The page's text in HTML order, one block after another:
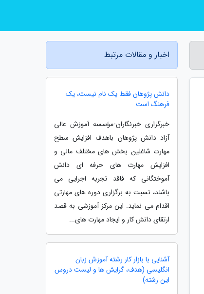
اخبار و مقالات مرتبط
دانش پژوهان فقط یک نام نیست، یک
فرهنگ است
خبرگزاری خبرنگاران-مؤسسه آموزش عالی
آزاد دانش پژوهان باهدف افزایش سطح
مهارت شاغلین بخش های مختلف مالی و
افزایش مهارت های حرفه ای دانش
آموختگانی که فاقد تجربه اجرایی می
باشند، نسبت به برگزاری دوره های مهارتی
اقدام می نماید. این مرکز آموزشی به قصد
ارتقای دانش کار و ایجاد مهارت های...
آشنایی با بازار کار رشته آموزش زبان
انگلیسی (هدف، گرایش ها و لیست دروس
این رشته)